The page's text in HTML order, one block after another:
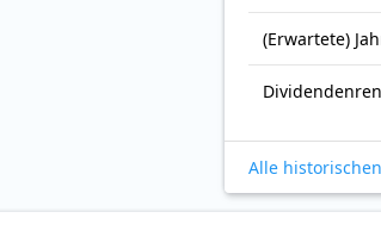
(Erwartete)
Alle